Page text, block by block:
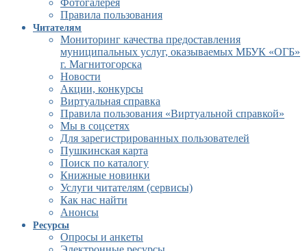
Фотогалерея
Правила пользования
Читателям
Мониторинг качества предоставления
муниципальных услуг, оказываемых МБУК «ОГБ»
г. Магнитогорска
Новости
Акции, конкурсы
Виртуальная справка
Правила пользования «Виртуальной справкой»
Мы в соцсетях
Для зарегистрированных пользователей
Пушкинская карта
Поиск по каталогу
Книжные новинки
Услуги читателям (сервисы)
Как нас найти
Анонсы
Ресурсы
Опросы и анкеты